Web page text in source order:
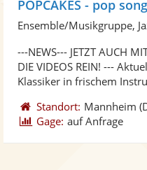
POPCAKES - pop
Ensemble/Musikgruppe,
---NEWS--- JETZT AUCH
DIE VIDEOS REIN! ---
Klassiker in frischem
Standort: Mannheim
Gage: auf Anfrage